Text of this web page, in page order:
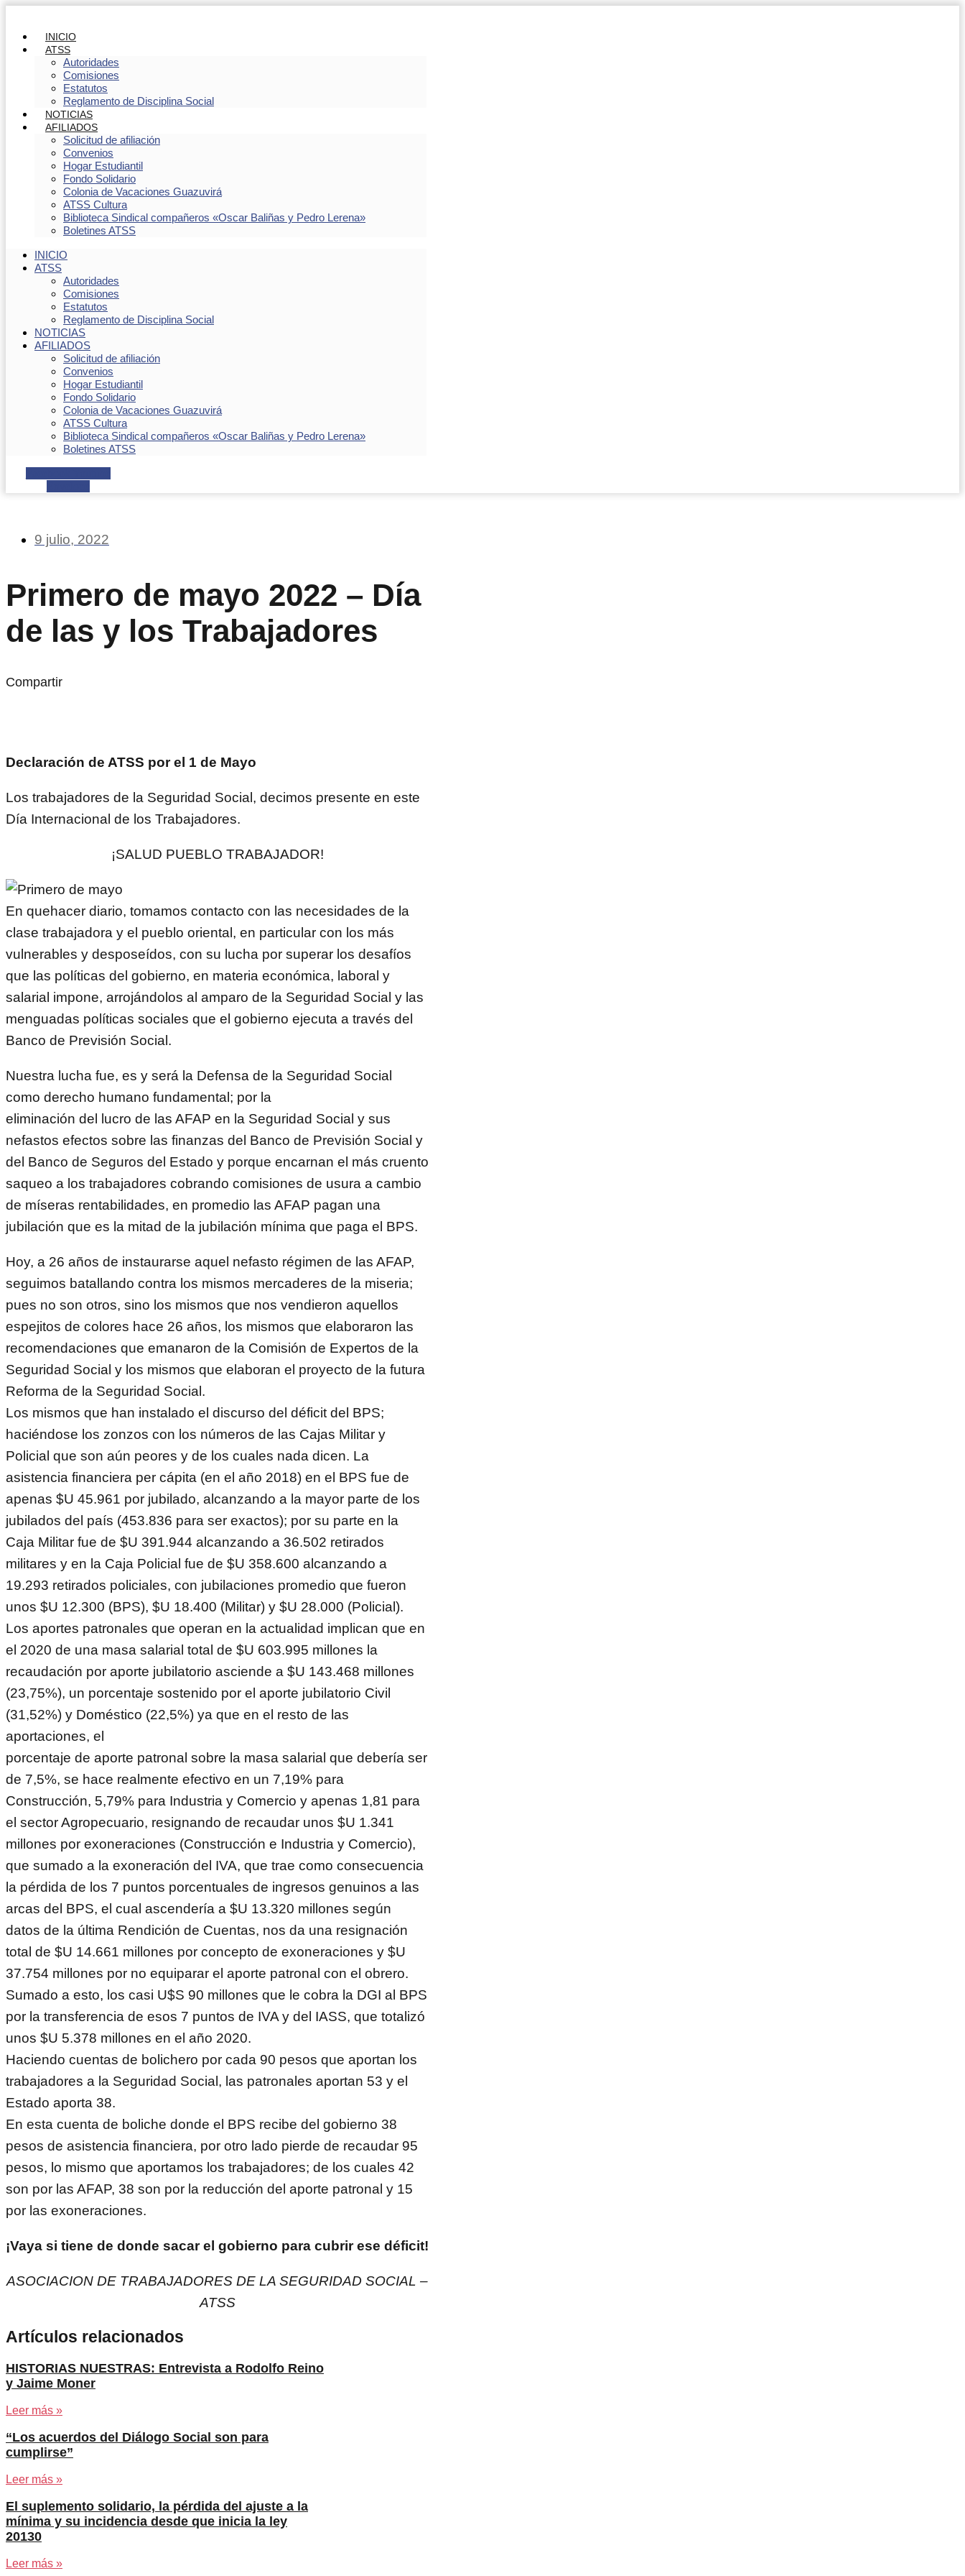
INICIO
ATSS
Autoridades
Comisiones
Estatutos
Reglamento de Disciplina Social
NOTICIAS
AFILIADOS
Solicitud de afiliación
Convenios
Hogar Estudiantil
Fondo Solidario
Colonia de Vacaciones Guazuvirá
ATSS Cultura
Biblioteca Sindical compañeros «Oscar Baliñas y Pedro Lerena»
Boletines ATSS
INICIO
ATSS
Autoridades
Comisiones
Estatutos
Reglamento de Disciplina Social
NOTICIAS
AFILIADOS
Solicitud de afiliación
Convenios
Hogar Estudiantil
Fondo Solidario
Colonia de Vacaciones Guazuvirá
ATSS Cultura
Biblioteca Sindical compañeros «Oscar Baliñas y Pedro Lerena»
Boletines ATSS
9 julio, 2022
Primero de mayo 2022 – Día
de las y los Trabajadores
Compartir
Declaración de ATSS por el 1 de Mayo
Los trabajadores de la Seguridad Social, decimos presente en este
Día Internacional de los Trabajadores.
¡SALUD PUEBLO TRABAJADOR!
En quehacer diario, tomamos contacto con las necesidades de la
clase trabajadora y el pueblo oriental, en particular con los más
vulnerables y desposeídos, con su lucha por superar los desafíos
que las políticas del gobierno, en materia económica, laboral y
salarial impone, arrojándolos al amparo de la Seguridad Social y las
menguadas políticas sociales que el gobierno ejecuta a través del
Banco de Previsión Social.
Nuestra lucha fue, es y será la Defensa de la Seguridad Social
como derecho humano fundamental; por la
eliminación del lucro de las AFAP en la Seguridad Social y sus
nefastos efectos sobre las finanzas del Banco de Previsión Social y
del Banco de Seguros del Estado y porque encarnan el más cruento
saqueo a los trabajadores cobrando comisiones de usura a cambio
de míseras rentabilidades, en promedio las AFAP pagan una
jubilación que es la mitad de la jubilación mínima que paga el BPS.
Hoy, a 26 años de instaurarse aquel nefasto régimen de las AFAP,
seguimos batallando contra los mismos mercaderes de la miseria;
pues no son otros, sino los mismos que nos vendieron aquellos
espejitos de colores hace 26 años, los mismos que elaboraron las
recomendaciones que emanaron de la Comisión de Expertos de la
Seguridad Social y los mismos que elaboran el proyecto de la futura
Reforma de la Seguridad Social.
Los mismos que han instalado el discurso del déficit del BPS;
haciéndose los zonzos con los números de las Cajas Militar y
Policial que son aún peores y de los cuales nada dicen. La
asistencia financiera per cápita (en el año 2018) en el BPS fue de
apenas $U 45.961 por jubilado, alcanzando a la mayor parte de los
jubilados del país (453.836 para ser exactos); por su parte en la
Caja Militar fue de $U 391.944 alcanzando a 36.502 retirados
militares y en la Caja Policial fue de $U 358.600 alcanzando a
19.293 retirados policiales, con jubilaciones promedio que fueron
unos $U 12.300 (BPS), $U 18.400 (Militar) y $U 28.000 (Policial).
Los aportes patronales que operan en la actualidad implican que en
el 2020 de una masa salarial total de $U 603.995 millones la
recaudación por aporte jubilatorio asciende a $U 143.468 millones
(23,75%), un porcentaje sostenido por el aporte jubilatorio Civil
(31,52%) y Doméstico (22,5%) ya que en el resto de las
aportaciones, el
porcentaje de aporte patronal sobre la masa salarial que debería ser
de 7,5%, se hace realmente efectivo en un 7,19% para
Construcción, 5,79% para Industria y Comercio y apenas 1,81 para
el sector Agropecuario, resignando de recaudar unos $U 1.341
millones por exoneraciones (Construcción e Industria y Comercio),
que sumado a la exoneración del IVA, que trae como consecuencia
la pérdida de los 7 puntos porcentuales de ingresos genuinos a las
arcas del BPS, el cual ascendería a $U 13.320 millones según
datos de la última Rendición de Cuentas, nos da una resignación
total de $U 14.661 millones por concepto de exoneraciones y $U
37.754 millones por no equiparar el aporte patronal con el obrero.
Sumado a esto, los casi U$S 90 millones que le cobra la DGI al BPS
por la transferencia de esos 7 puntos de IVA y del IASS, que totalizó
unos $U 5.378 millones en el año 2020.
Haciendo cuentas de bolichero por cada 90 pesos que aportan los
trabajadores a la Seguridad Social, las patronales aportan 53 y el
Estado aporta 38.
En esta cuenta de boliche donde el BPS recibe del gobierno 38
pesos de asistencia financiera, por otro lado pierde de recaudar 95
pesos, lo mismo que aportamos los trabajadores; de los cuales 42
son por las AFAP, 38 son por la reducción del aporte patronal y 15
por las exoneraciones.
¡Vaya si tiene de donde sacar el gobierno para cubrir ese déficit!
ASOCIACION DE TRABAJADORES DE LA SEGURIDAD SOCIAL –
ATSS
Artículos relacionados
HISTORIAS NUESTRAS: Entrevista a Rodolfo Reino
y Jaime Moner
Leer más »
“Los acuerdos del Diálogo Social son para
cumplirse”
Leer más »
El suplemento solidario, la pérdida del ajuste a la
mínima y su incidencia desde que inicia la ley
20130
Leer más »